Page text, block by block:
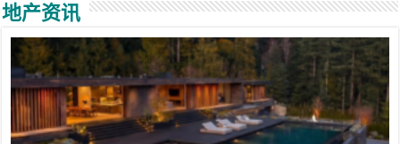
地产资讯